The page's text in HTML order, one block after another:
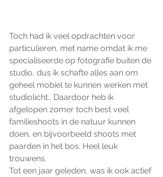
Toch had ik veel opdrachten voor
particulieren, met name omdat ik me
specialiseerde op fotografie buiten de
studio, dus ik schafte alles aan om
geheel mobiel te kunnen werken met
studiolicht., Daardoor heb ik
afgelopen zomer toch best veel
familieshoots in de natuur kunnen
doen, en bijvoorbeeld shoots met
paarden in het bos. Heel leuk
trouwens.
Tot een jaar geleden, was ik ook actief